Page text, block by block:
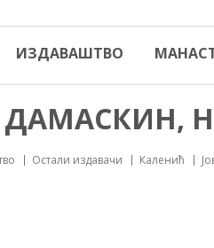
ИЗДАВАШТВО
ДАМАСКИН,
Остали издавачи Каленић